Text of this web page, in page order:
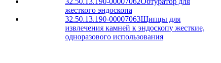
жесткого эндоскопа
32.50.13.190-00007063Щипцы для
извлечения камней к эндоскопу жесткие,
одноразового использования